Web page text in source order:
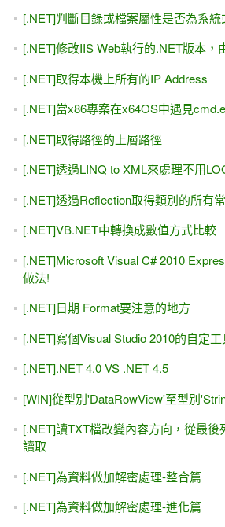
[.NET]判斷目錄或檔案屬性是否為系統
[.NET]修改IIS Web執行的.NET版本，
[.NET]取得本機上所有的IP Address
[.NET]當x86專案在x64OS中遇見
[.NET]取得路徑的上層路徑
[.NET]透過LINQ to XML來處理不用
[.NET]透過Reflection取得類別的所有
[.NET]VB.NET中轉換成數值方式比較
[.NET]Microsoft Visual C# 2010
做法!
[.NET]日期 Format要注意的地方
[.NET]寫個Visual Studio 2010的自定工
[.NET].NET 4.0 VS .NET 4.5
[WIN]從型別'DataRowView'至型別
[.NET]讀TXT檔改變內容方向，從最
讀取
[.NET]為資料做加解密處理-整合篇
[.NET]為資料做加解密處理-進化篇